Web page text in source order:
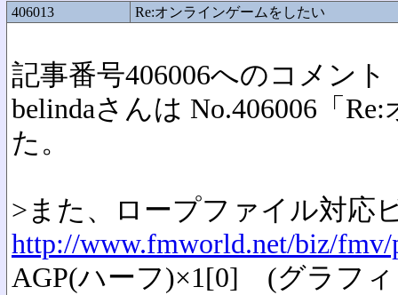
406013 Re:オンラインゲームをしたい
記事番号406006へのコメント
belindaさんは No.406006「
た。
>また、ロープファイル対応
http://www.fmworld.net/biz/fmv/
AGP(ハーフ)×1[0] (グラフ